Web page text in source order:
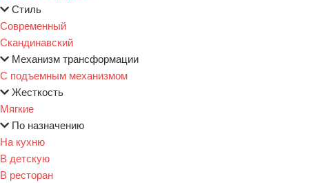
Стиль
Современный
Скандинавский
Механизм трансформации
С подъемным механизмом
Жесткость
Мягкие
По назначению
На кухню
В детскую
В ресторан